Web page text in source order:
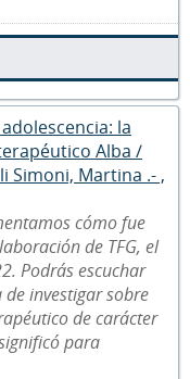
la
Alba /
Simoni, Martina .- ,
cómo fue
de TFG, el
Podrás escuchar
investigar sobre
de carácter
para